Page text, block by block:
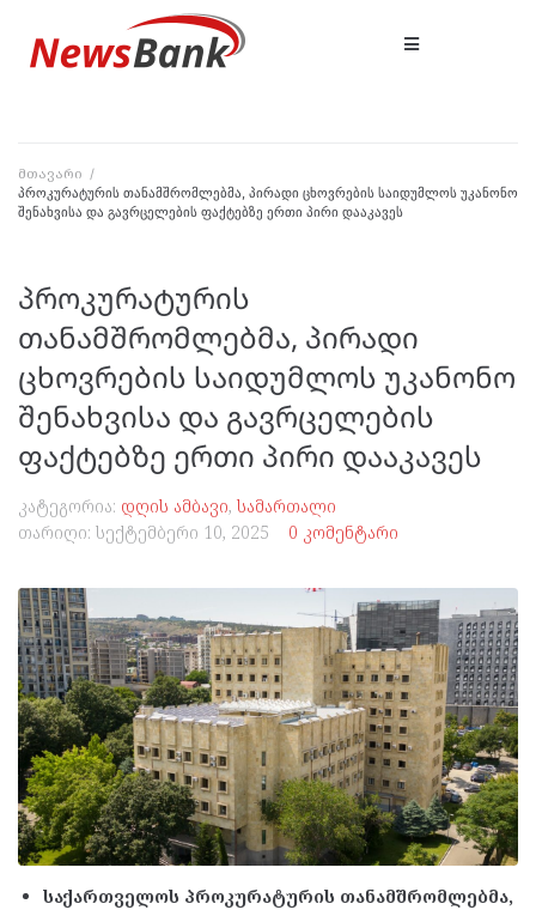
მთავარი /
პროკურატურის თანამშრომლებმა, პირადი ცხოვრების საიდუმლოს უკანონო
შენახვისა და გავრცელების ფაქტებზე ერთი პირი დააკავეს
პროკურატურის
თანამშრომლებმა, პირადი
ცხოვრების საიდუმლოს უკანონო
შენახვისა და გავრცელების
ფაქტებზე ერთი პირი დააკავეს
კატეგორია: დღის ამბავი, სამართალი
თარიღი: სექტემბერი 10, 2025 0 კომენტარი
საქართველოს პროკურატურის თანამშრომლებმა,